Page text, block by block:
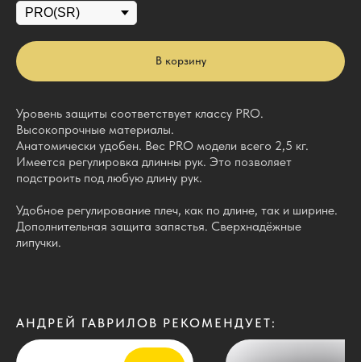
В корзину
Уровень защиты соответствует классу PRO.
Высокопрочные материалы.
Анатомически удобен. Вес PRO модели всего 2,5 кг.
Имеется регулировка длинны рук. Это позволяет
подстроить под любую длину рук.
Удобное регулирование плеч, как по длине, так и ширине.
Дополнительная защита запястья. Сверхнадёжные
липучки.
АНДРЕЙ ГАВРИЛОВ РЕКОМЕНДУЕТ: